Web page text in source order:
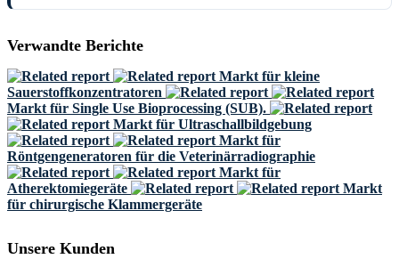
Verwandte Berichte
Markt für kleine
Sauerstoffkonzentratoren
Markt für Single Use Bioprocessing (SUB).
Markt für Ultraschallbildgebung
Markt für
Röntgengeneratoren für die Veterinärradiographie
Markt für
Atherektomiegeräte
Markt
für chirurgische Klammergeräte
Unsere Kunden